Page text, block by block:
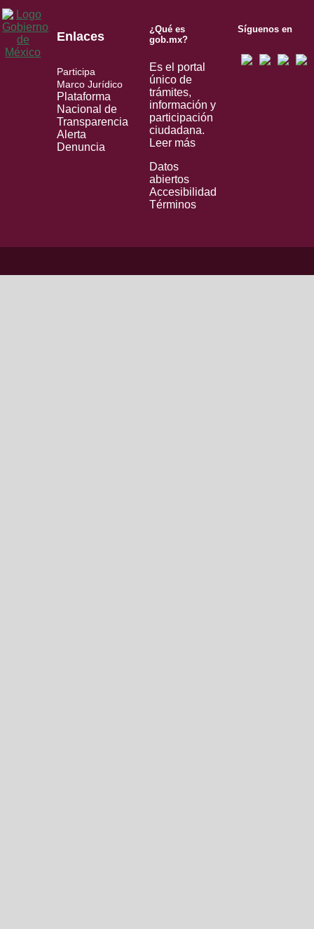
Enlaces
Participa
Marco Jurídico
Plataforma
Nacional de
Transparencia
Alerta
Denuncia
¿Qué es
gob.mx?
Es el portal
único de
trámites,
información y
participación
ciudadana.
Leer más
Datos
abiertos
Accesibilidad
Términos
Síguenos en